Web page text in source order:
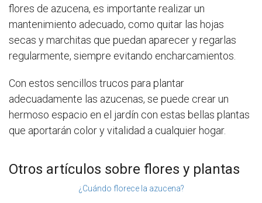
flores de azucena, es importante realizar un
mantenimiento adecuado, como quitar las hojas
secas y marchitas que puedan aparecer y regarlas
regularmente, siempre evitando encharcamientos.
Con estos sencillos trucos para plantar
adecuadamente las azucenas, se puede crear un
hermoso espacio en el jardín con estas bellas plantas
que aportarán color y vitalidad a cualquier hogar.
Otros artículos sobre flores y plantas
¿Cuándo florece la azucena?